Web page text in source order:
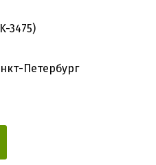
3475)
Петербург